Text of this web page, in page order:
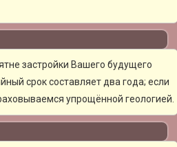
застройки Вашего будущего
срок составляет два года; если
упрощённой геологией.